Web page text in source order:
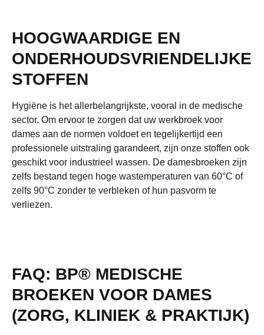
HOOGWAARDIGE EN
ONDERHOUDSVRIENDELIJKE
STOFFEN
Hygiëne is het allerbelangrijkste, vooral in de medische
sector. Om ervoor te zorgen dat uw werkbroek voor
dames aan de normen voldoet en tegelijkertijd een
professionele uitstraling garandeert, zijn onze stoffen ook
geschikt voor industrieel wassen. De damesbroeken zijn
zelfs bestand tegen hoge wastemperaturen van 60°C of
zelfs 90°C zonder te verbleken of hun pasvorm te
verliezen.
FAQ: BP® MEDISCHE
BROEKEN VOOR DAMES
(ZORG, KLINIEK & PRAKTIJK)